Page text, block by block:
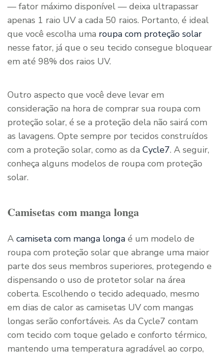
— fator máximo disponível — deixa ultrapassar
apenas 1 raio UV a cada 50 raios. Portanto, é ideal
que você escolha uma roupa com proteção solar
nesse fator, já que o seu tecido consegue bloquear
em até 98% dos raios UV.
Outro aspecto que você deve levar em
consideração na hora de comprar sua roupa com
proteção solar, é se a proteção dela não sairá com
as lavagens. Opte sempre por tecidos construídos
com a proteção solar, como as da Cycle7. A seguir,
conheça alguns modelos de roupa com proteção
solar.
Camisetas com manga longa
A camiseta com manga longa é um modelo de
roupa com proteção solar que abrange uma maior
parte dos seus membros superiores, protegendo e
dispensando o uso de protetor solar na área
coberta. Escolhendo o tecido adequado, mesmo
em dias de calor as camisetas UV com mangas
longas serão confortáveis. As da Cycle7 contam
com tecido com toque gelado e conforto térmico,
mantendo uma temperatura agradável ao corpo,